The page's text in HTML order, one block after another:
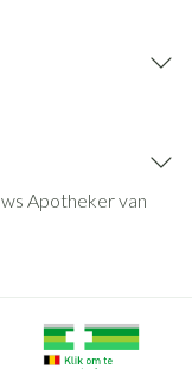
Apotheker van